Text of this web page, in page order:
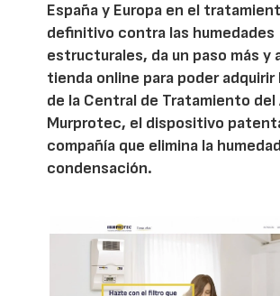
España y Europa en el
definitivo contra las humedades
estructurales, da un paso más y
tienda online para poder
de la Central de Tratamiento del
Murprotec, el dispositivo
compañía que elimina la
condensación.